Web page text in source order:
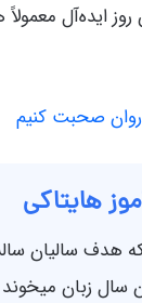
ایده‌آل معمولاً
روان صحبت کنیم
هایتاکی
که هدف سالیان
سال زبان